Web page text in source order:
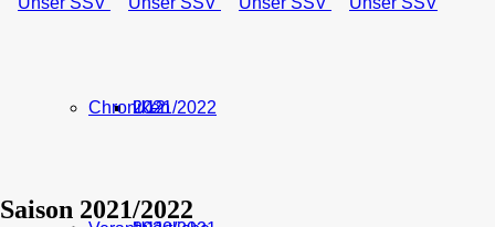
U12
2021/2022
Chroniken
Saison 2021/2022